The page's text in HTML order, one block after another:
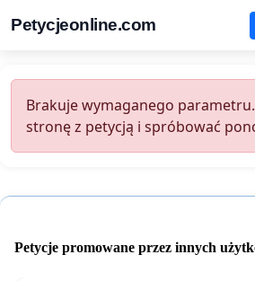
Petycjeonline.com
Brakuje wymaganego
stronę z petycją i spróbować
Petycje promowane przez innych